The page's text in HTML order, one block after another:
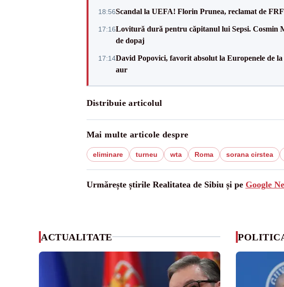
18:56Scandal la UEFA! Florin Prunea, reclamat de
17:16Lovitură dură pentru căpitanul lui Sepsi. Cosmin
de dopaj
17:14David Popovici, favorit absolut la Europenele de
aur
Distribuie articolul
Mai multe articole despre
eliminare turneu wta Roma sorana cirstea
Urmărește știrile Realitatea de Sibiu și pe Google
ACTUALITATE